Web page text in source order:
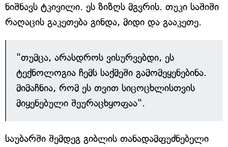
ნიშნავს ტკივილი. ეს ზიზღს მგვრის. თუკი საშიში
რაღაცის გაკეთება გინდა, მიდი და გააკეთე.
"თუმცა, არასდროს ვისურვებდი, ეს
ტექნოლოგია ჩემს საქმეში გამომეყენებინა.
მიმაჩნია, რომ ეს თვით სიცოცხლისთვის
მიყენებული შეურაცხყოფაა".
საუბარში შემდეგ გიბლის თანადამფუძნებელი